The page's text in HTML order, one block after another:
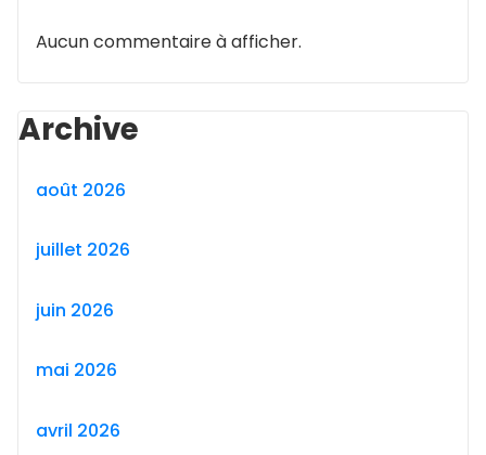
Aucun commentaire à afficher.
Archive
août 2026
juillet 2026
juin 2026
mai 2026
avril 2026